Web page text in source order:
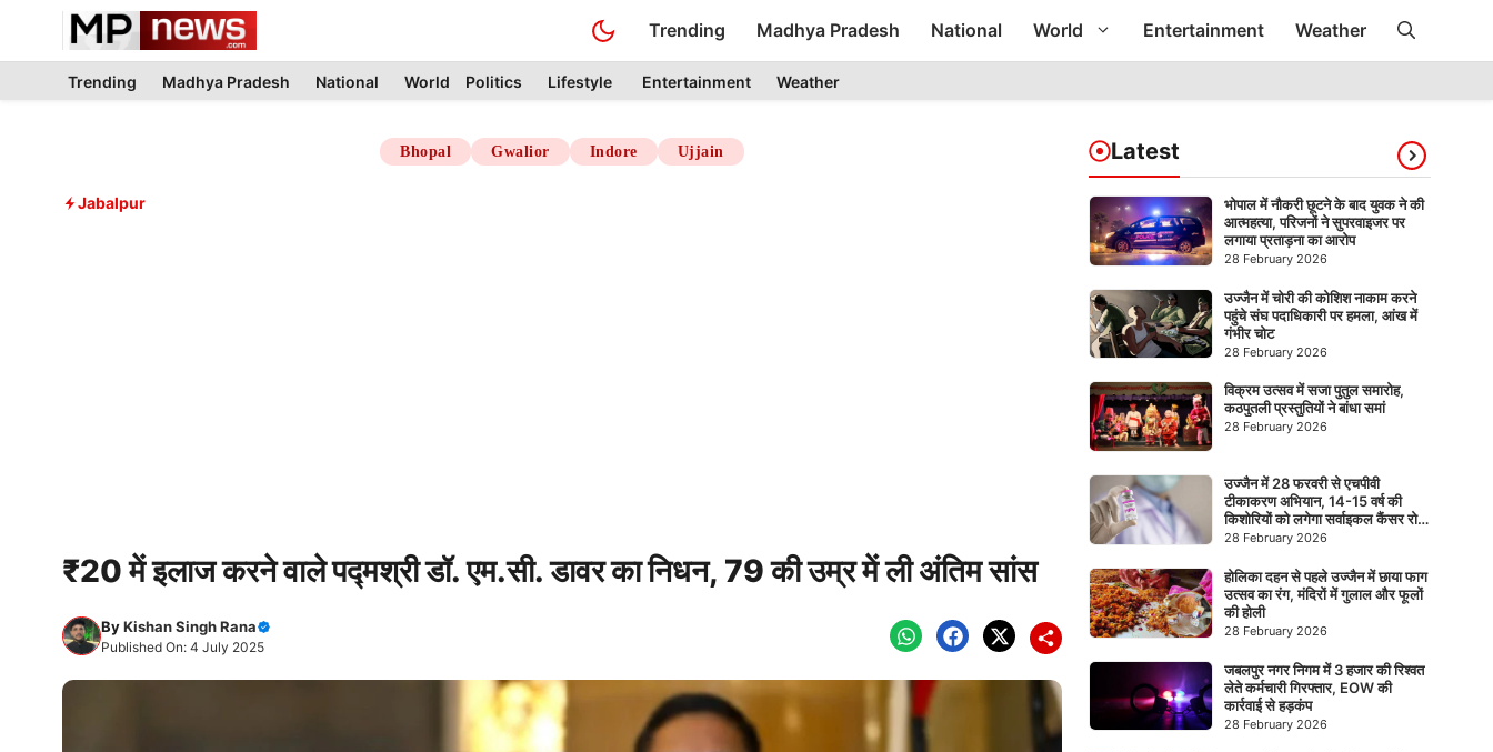
content
Trending Madhya Pradesh National World Entertainment Weather
Trending Madhya Pradesh National World Politics Lifestyle Entertainment Weather
Bhopal Gwalior Indore Ujjain
Jabalpur
₹20 में इलाज करने वाले पद्मश्री डॉ. एम.सी. डावर का निधन, 79 की उम्र में ली अंतिम सांस
ByKishan Singh Rana
Published On: 4 July 2025
Latest
भोपाल में नौकरी छूटने के बाद युवक ने की
आत्महत्या, परिजनों ने सुपरवाइजर पर
लगाया प्रताड़ना का आरोप
28 February 2026
उज्जैन में चोरी की कोशिश नाकाम करने
पहुंचे संघ पदाधिकारी पर हमला, आंख में
गंभीर चोट
28 February 2026
विक्रम उत्सव में सजा पुतुल समारोह,
कठपुतली प्रस्तुतियों ने बांधा समां
28 February 2026
उज्जैन में 28 फरवरी से एचपीवी
टीकाकरण अभियान, 14-15 वर्ष की
किशोरियों को लगेगा सर्वाइकल कैंसर रोधी
टीका
28 February 2026
होलिका दहन से पहले उज्जैन में छाया फाग
उत्सव का रंग, मंदिरों में गुलाल और फूलों
की होली
28 February 2026
जबलपुर नगर निगम में 3 हजार की रिश्वत
लेते कर्मचारी गिरफ्तार, EOW की
कार्रवाई से हड़कंप
28 February 2026